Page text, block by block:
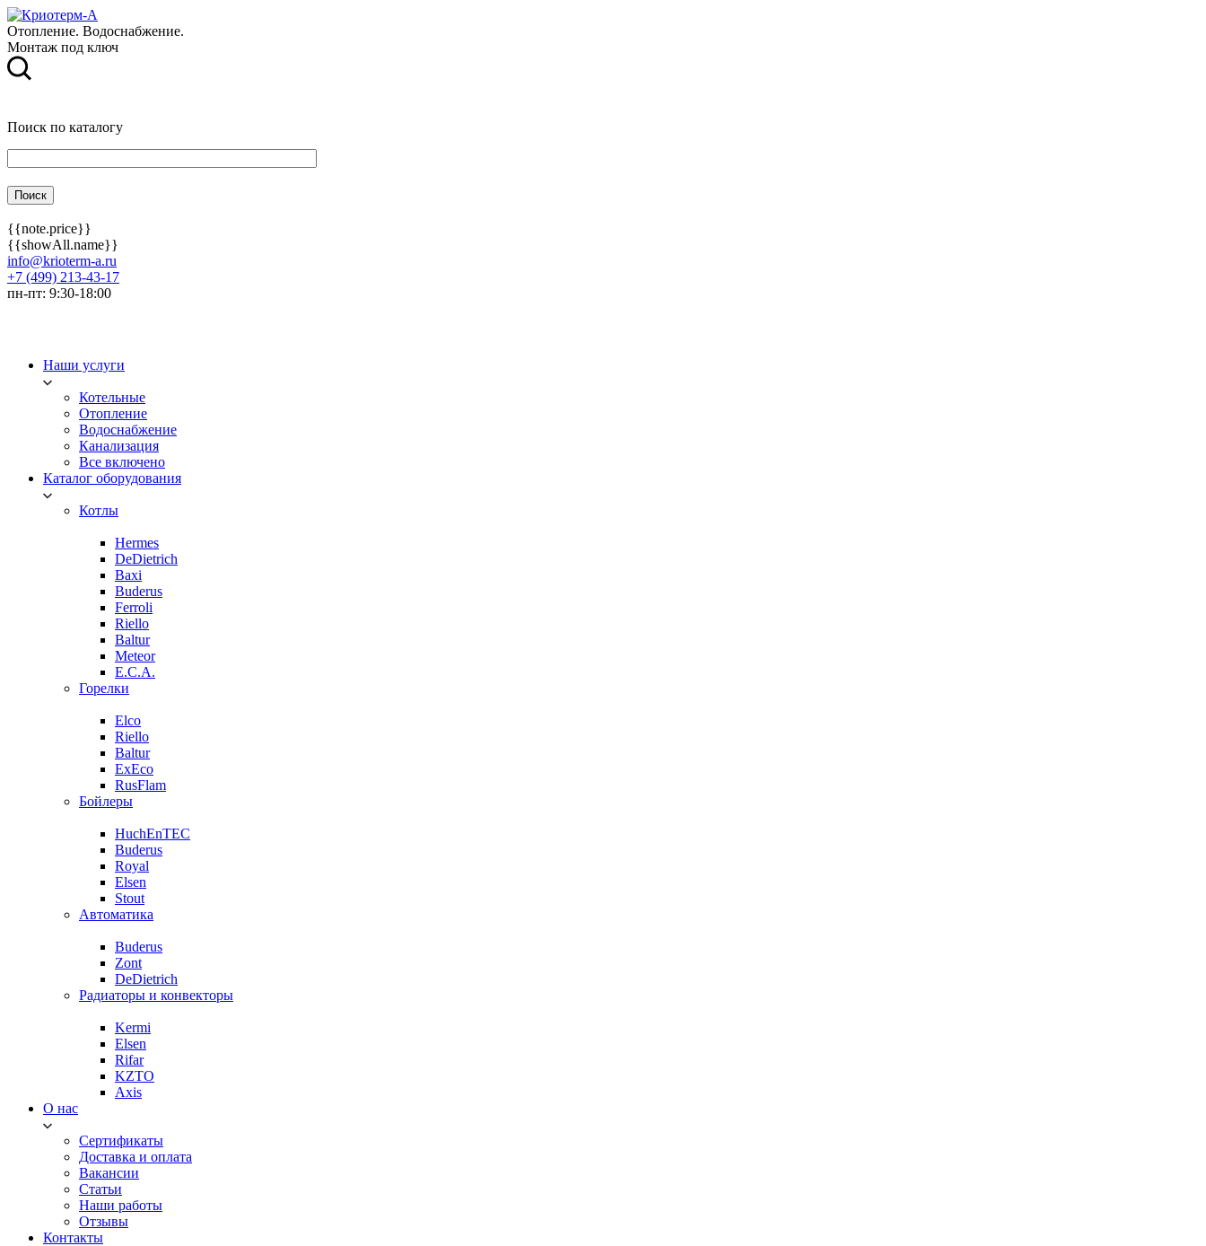
Отопление. Водоснабжение.
Монтаж под ключ
Поиск по каталогу
{{note.price}}
{{showAll.name}}
info@krioterm-a.ru
+7 (499) 213-43-17
пн-пт: 9:30-18:00
Наши услуги
Котельные
Отопление
Водоснабжение
Канализация
Все включено
Каталог оборудования
Котлы
Hermes
DeDietrich
Baxi
Buderus
Ferroli
Riello
Baltur
Meteor
E.C.A.
Горелки
Elco
Riello
Baltur
ExEco
RusFlam
Бойлеры
HuchEnTEC
Buderus
Royal
Elsen
Stout
Автоматика
Buderus
Zont
DeDietrich
Радиаторы и конвекторы
Kermi
Elsen
Rifar
KZTO
Axis
О нас
Сертификаты
Доставка и оплата
Вакансии
Статьи
Наши работы
Отзывы
Контакты